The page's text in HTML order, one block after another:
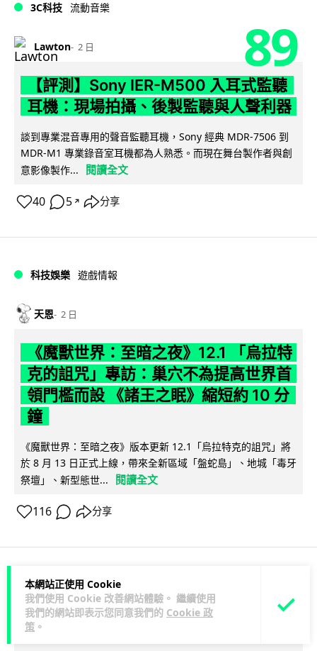
本網站正使用 Cookie
我們使用 Cookie 改善網站體驗。 繼續使用
我們的網站即表示您同意我們的 Cookie 政
策 。
3C科技 流動音樂
Lawton 2 日 89
【評測】Sony IER-M500 入耳式監聽
耳機：現場拍攝、後製監聽與人聲利器
談到專業混音專用的聲音監聽耳機，Sony 經典 MDR-7506 到
MDR-M1 專業錄音室耳機都為人熟悉。而現在舞台製作者與創
意影像製作...
閱讀全文
40 5 ↗ 分享
科技娛樂 遊戲情報
天恩 2 日
《魔獸世界：至暗之夜》12.1 「烏拉特
克的詛咒」專訪：巢穴不為提高世界首
領門檻而設 《諸王之眠》縮短約 10 分
鐘
《魔獸世界：至暗之夜》版本更新 12.1「烏拉特克的詛咒」將
於 8 月 13 日正式上線，帶來全新區域「盤蛇島」、地城「毒牙
祭壇」、新型態世...
閱讀全文
116 分享
科技娛樂 遊戲情報
Lawton